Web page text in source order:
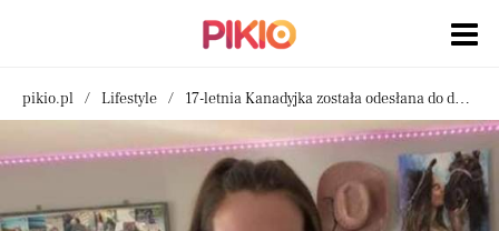
pikio.pl Lifestyle 17-letnia Kanadyjka została odesłana do domu. Nauczycielce nie spodobał się jej ubiór